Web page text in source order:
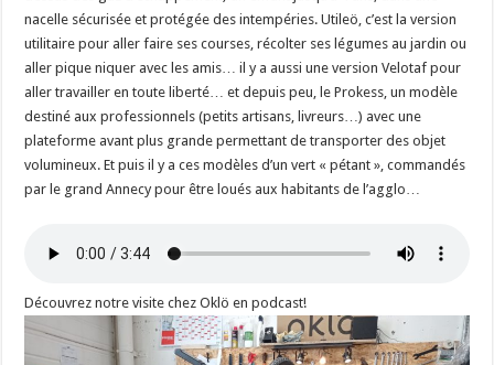
nacelle sécurisée et protégée des intempéries. Utileö, c’est la version
utilitaire pour aller faire ses courses, récolter ses légumes au jardin ou
aller pique niquer avec les amis… il y a aussi une version Velotaf pour
aller travailler en toute liberté… et depuis peu, le Prokess, un modèle
destiné aux professionnels (petits artisans, livreurs…) avec une
plateforme avant plus grande permettant de transporter des objet
volumineux. Et puis il y a ces modèles d’un vert « pétant », commandés
par le grand Annecy pour être loués aux habitants de l’agglo…
Découvrez notre visite chez Oklö en podcast!